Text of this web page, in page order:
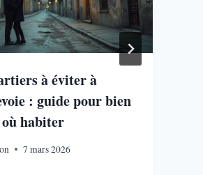
à éviter à
: guide pour bien
habiter
7 mars 2026